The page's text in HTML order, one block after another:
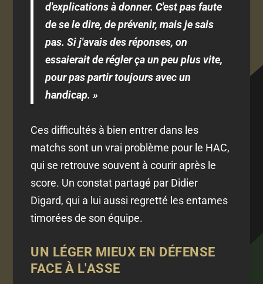
d'explications à donner. C'est pas faute
de se le dire, de prévenir, mais je sais
pas. Si j'avais des réponses, on
essaierait de régler ça un peu plus vite,
pour pas partir toujours avec un
handicap. »
Ces difficultés à bien entrer dans les
matchs sont un vrai problème pour le HAC,
qui se retrouve souvent à courir après le
score. Un constat partagé par Didier
Digard, qui a lui aussi regretté les entames
timorées de son équipe.
UN LÉGER MIEUX EN DÉFENSE
FACE À L'ASSE